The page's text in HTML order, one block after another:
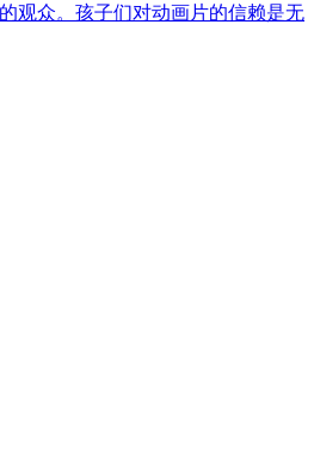
观众。孩子们对动画片的信赖是无